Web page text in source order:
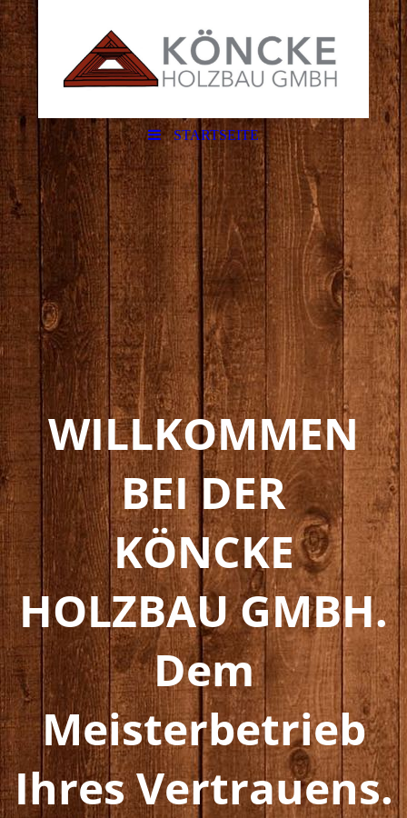
STARTSEITE
WILLKOMMEN
BEI DER
KÖNCKE
HOLZBAU GMBH.
Dem
Meisterbetrieb
Ihres Vertrauens.